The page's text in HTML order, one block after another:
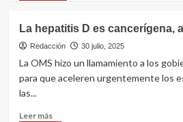
EPOC
afecta
a
La hepatitis D es cancerígena,
Redacción 30 julio, 2025
La OMS hizo un llamamiento a los
para que aceleren urgentemente los
las...
Leer másLeer